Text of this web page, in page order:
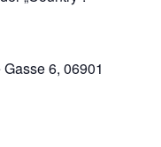
6, 06901